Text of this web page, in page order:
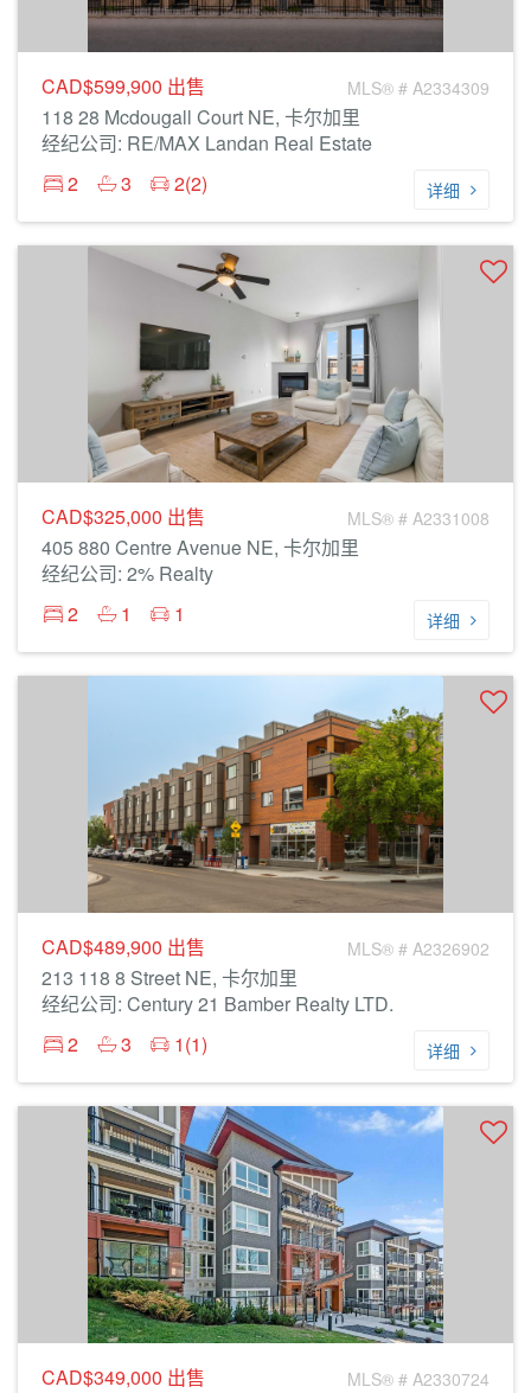
CAD$599,900 出售 MLS® # A2334309
118 28 Mcdougall Court NE, 卡尔加里
经纪公司: RE/MAX Landan Real Estate
2
3 2(2) 详细
CAD$325,000 出售 MLS® # A2331008
405 880 Centre Avenue NE, 卡尔加里
经纪公司: 2% Realty
2
1 1 详细
CAD$489,900 出售 MLS® # A2326902
213 118 8 Street NE, 卡尔加里
经纪公司: Century 21 Bamber Realty LTD.
2
3 1(1) 详细
CAD$349,000 出售 MLS® # A2330724